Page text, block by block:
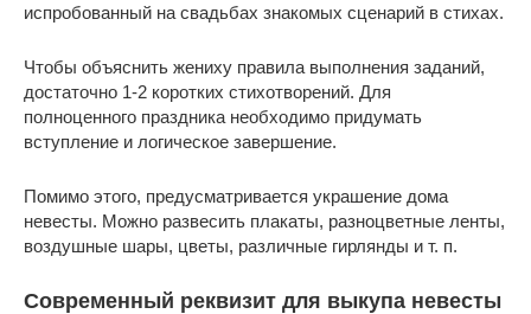
испробованный на свадьбах знакомых сценарий в стихах.
Чтобы объяснить жениху правила выполнения заданий,
достаточно 1-2 коротких стихотворений. Для
полноценного праздника необходимо придумать
вступление и логическое завершение.
Помимо этого, предусматривается украшение дома
невесты. Можно развесить плакаты, разноцветные ленты,
воздушные шары, цветы, различные гирлянды и т. п.
Современный реквизит для выкупа невесты